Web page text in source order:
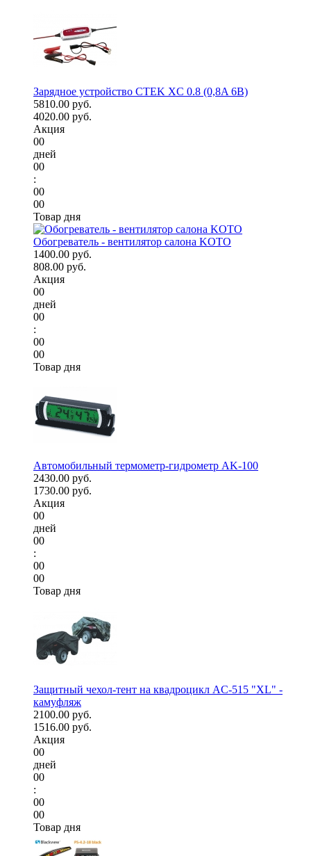
Зарядное устройство CTEK XC 0.8 (0,8A 6В)
5810.00 руб.
4020.00 руб.
Акция
00
дней
00
:
00
00
Товар дня
Обогреватель - вентилятор салона KOTO
1400.00 руб.
808.00 руб.
Акция
00
дней
00
:
00
00
Товар дня
Автомобильный термометр-гидрометр AK-100
2430.00 руб.
1730.00 руб.
Акция
00
дней
00
:
00
00
Товар дня
Защитный чехол-тент на квадроцикл AC-515 "XL" -
камуфляж
2100.00 руб.
1516.00 руб.
Акция
00
дней
00
:
00
00
Товар дня